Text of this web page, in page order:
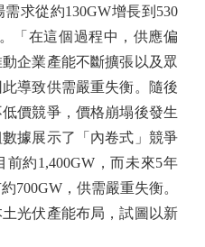
求從約130GW增長到530
「在這個過程中，供應偏
企業產能不斷擴張以及眾
導致供需嚴重失衡。隨後
價競爭，價格崩塌後發生
據展示了「內卷式」競爭
約1,400GW，而未來5年
700GW，供需嚴重失衡。
光伏產能布局，試圖以新